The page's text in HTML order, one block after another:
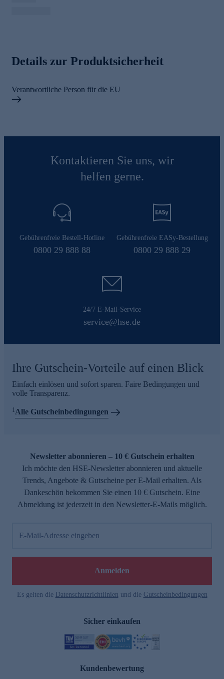
Details zur Produktsicherheit
Verantwortliche Person für die EU
Kontaktieren Sie uns, wir
helfen gerne.
Gebührenfreie Bestell-Hotline
0800 29 888 88
Gebührenfreie EASy-Bestellung
0800 29 888 29
24/7 E-Mail-Service
service@hse.de
Ihre Gutschein-Vorteile auf einen Blick
Einfach einlösen und sofort sparen. Faire Bedingungen und
volle Transparenz.
1Alle Gutscheinbedingungen
Newsletter abonnieren – 10 € Gutschein erhalten
Ich möchte den HSE-Newsletter abonnieren und aktuelle
Trends, Angebote & Gutscheine per E-Mail erhalten. Als
Dankeschön bekommen Sie einen 10 € Gutschein. Eine
Abmeldung ist jederzeit in den Newsletter-E-Mails möglich.
E-Mail-Adresse eingeben
Anmelden
Es gelten die Datenschutzrichtlinien und die Gutscheinbedingungen
Sicher einkaufen
Kundenbewertung